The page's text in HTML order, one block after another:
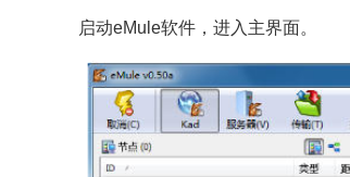
启动eMule软件，进入主界面。